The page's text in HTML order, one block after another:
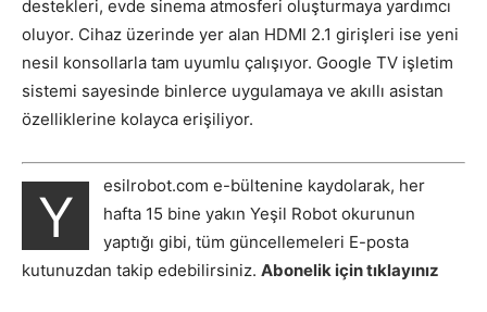
destekleri, evde sinema atmosferi oluşturmaya yardımcı
oluyor. Cihaz üzerinde yer alan HDMI 2.1 girişleri ise yeni
nesil konsollarla tam uyumlu çalışıyor. Google TV işletim
sistemi sayesinde binlerce uygulamaya ve akıllı asistan
özelliklerine kolayca erişiliyor.
Y
esilrobot.com e-bültenine kaydolarak, her
hafta 15 bine yakın Yeşil Robot okurunun
yaptığı gibi, tüm güncellemeleri E-posta
kutunuzdan takip edebilirsiniz. Abonelik için tıklayınız